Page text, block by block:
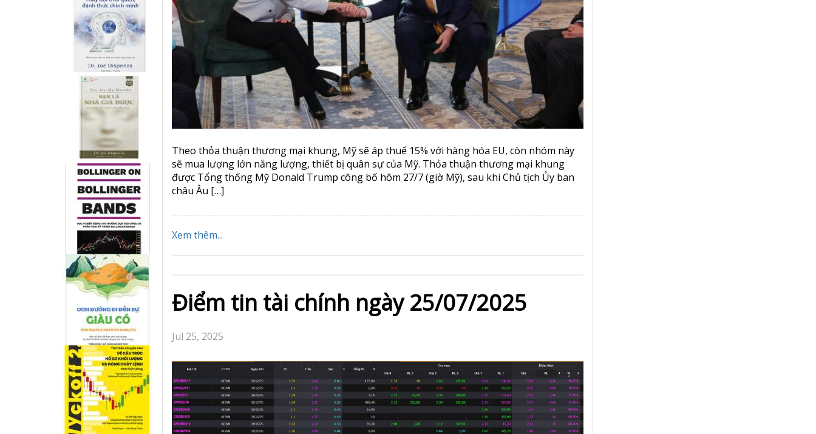
Theo thỏa thuận thương mại khung, Mỹ sẽ áp thuế 15% với hàng hóa EU, còn nhóm này
sẽ mua lượng lớn năng lượng, thiết bị quân sự của Mỹ. Thỏa thuận thương mại khung
được Tổng thống Mỹ Donald Trump công bố hôm 27/7 (giờ Mỹ), sau khi Chủ tịch Ủy ban
châu Âu […]
Xem thêm...
Điểm tin tài chính ngày 25/07/2025
Jul 25, 2025